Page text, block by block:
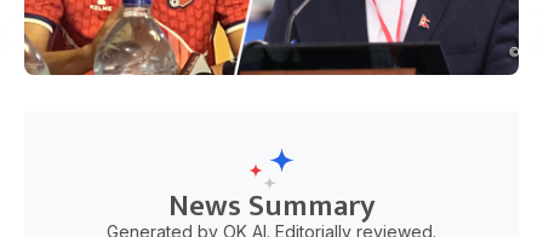
News Summary
Generated by OK AI. Editorially reviewed.